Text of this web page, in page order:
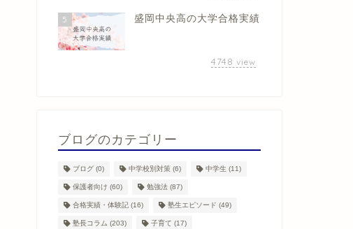
5 盛岡中央高の大学合格実績
4748 view
ブログのカテゴリー
ブログ(0) 中学校別対策 (6) 中学生 (11)
保護者向け (60) 勉強法(87)
合格実績・体験記(16) 塾生エピソード (49)
塾長コラム (203) 子育て (17)